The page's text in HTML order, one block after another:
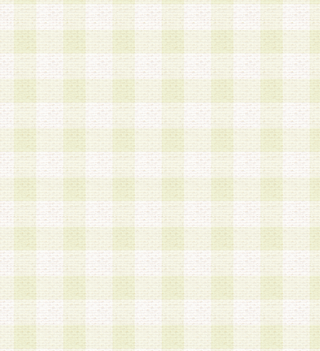
第4条 ログインIDおよびパスワードの管理
1.会員は、会員登録後、本サイト内にて本サービ
加する際には、前条に基づき当社から付与された
スワードを使用するものとします。
2.登録の際に当社が付与したログインIDおよびパ
の使用に関しては、全て会員本人がその責任を負
3.会員は、当社から付与されたログインIDおよび
貸与、名義変更、売買その他形態を問わず第三者
ならないものとします。
4.当社は、会員によるログインIDおよびパスワー
盗用など第三者の利用に伴う損害の発生について
き事由の有無、その他原因の如何を問わず、一切
のとします。
第5条 会員の登録情報
1.当社は、会員の登録情報に含まれる氏名・住所
アドレス等会員個人を識別できる情報を当社が別
シーポリシー
」に基づき適切に取り扱うものとし